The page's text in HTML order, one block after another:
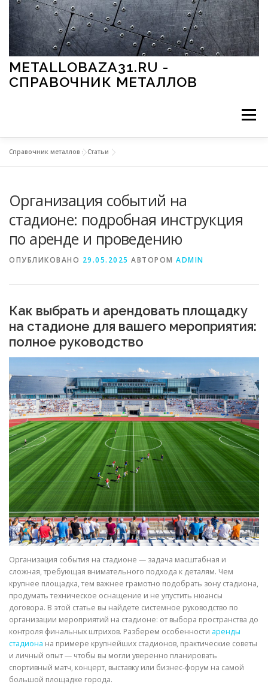
Перейти к содержимому
METALLOBAZA31.RU -
СПРАВОЧНИК МЕТАЛЛОВ
Меню
МЕТАЛЛЫ И ОКРУЖАЮЩАЯ СРЕДА
ПРИМЕНЕНИЕ МЕТАЛЛОВ
СТАТЬИ
Справочник металлов »Статьи
Организация событий на
стадионе: подробная инструкция
по аренде и проведению
ОПУБЛИКОВАНО 29.05.2025 АВТОРОМ ADMIN
Как выбрать и арендовать площадку
на стадионе для вашего мероприятия:
полное руководство
Организация события на стадионе — задача масштабная и
сложная, требующая внимательного подхода к деталям. Чем
крупнее площадка, тем важнее грамотно подобрать зону стадиона,
продумать техническое оснащение и не упустить нюансы
договора. В этой статье вы найдете системное руководство по
организации мероприятий на стадионе: от выбора пространства до
контроля финальных штрихов. Разберем особенности аренды
стадиона на примере крупнейших стадионов, практические советы
и личный опыт — чтобы вы могли уверенно планировать
спортивный матч, концерт, выставку или бизнес-форум на самой
большой площадке города.